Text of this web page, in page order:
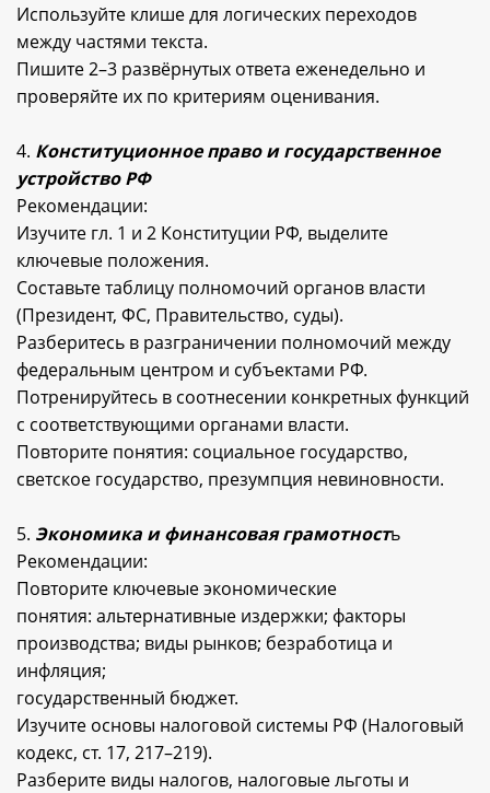
Используйте клише для логических переходов
между частями текста.
Пишите 2–3 развёрнутых ответа еженедельно и
проверяйте их по критериям оценивания.
4. Конституционное право и государственное
устройство РФ
Рекомендации:
Изучите гл. 1 и 2 Конституции РФ, выделите
ключевые положения.
Составьте таблицу полномочий органов власти
(Президент, ФС, Правительство, суды).
Разберитесь в разграничении полномочий между
федеральным центром и субъектами РФ.
Потренируйтесь в соотнесении конкретных функций
с соответствующими органами власти.
Повторите понятия: социальное государство,
светское государство, презумпция невиновности.
5. Экономика и финансовая грамотность
Рекомендации:
Повторите ключевые экономические
понятия: альтернативные издержки; факторы
производства; виды рынков; безработица и
инфляция;
государственный бюджет.
Изучите основы налоговой системы РФ (Налоговый
кодекс, ст. 17, 217–219).
Разберите виды налогов, налоговые льготы и